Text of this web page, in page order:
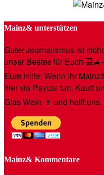
Mainz& unterstützen
Guter Journalismus ist
unser Bestes für Euch
Eure Hilfe: Wenn Ihr
hier via Paypal tun. Kauft
Glas Wein 🍷 und helft
Mainz& Kommentare